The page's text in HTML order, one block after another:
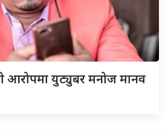
आरोपमा युट्युबर मनोज मानव